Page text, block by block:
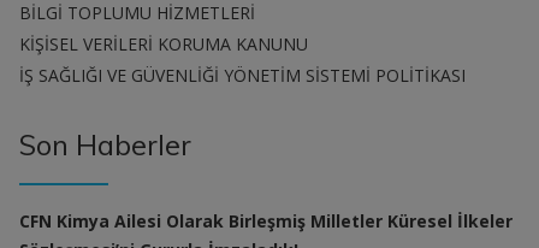
BİLGİ TOPLUMU HİZMETLERİ
KİŞİSEL VERİLERİ KORUMA KANUNU
İŞ SAĞLIĞI VE GÜVENLİĞİ YÖNETİM SİSTEMİ POLİTİKASI
Son Haberler
CFN Kimya Ailesi Olarak Birleşmiş Milletler Küresel İlkeler